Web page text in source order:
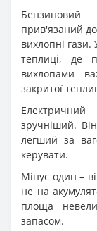
Бензиновий
прив'язаний
вихлопні
теплиці, де
вихлопами
закритої
зручніший.
легший за
керувати.
Мінус один –
не на
площа
запасом.